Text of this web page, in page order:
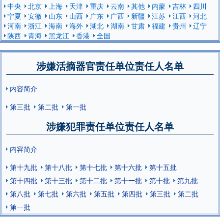
中央 北京 上海 天津 重庆 云南 其他 内蒙 吉林
四川
宁夏
安徽 山东 山西 广东 广西 新疆 江苏 江西
河北
河南
浙江 海南 海外 湖北 湖南 甘肃 福建 贵州
辽宁
陕西
青海 黑龙江 香港 全国
涉嫌活摘器官责任单位责任人名单
内容简介
第三批
第二批 第一批
涉嫌犯罪责任单位责任人名单
内容简介
第十九批
第十八批 第十七批 第十六批
第十五批
第十四批
第十三批 第十二批 第十一批 第十批
第九批
第八批
第七批 第六批 第五批 第四批 第三批
第二批
第一批